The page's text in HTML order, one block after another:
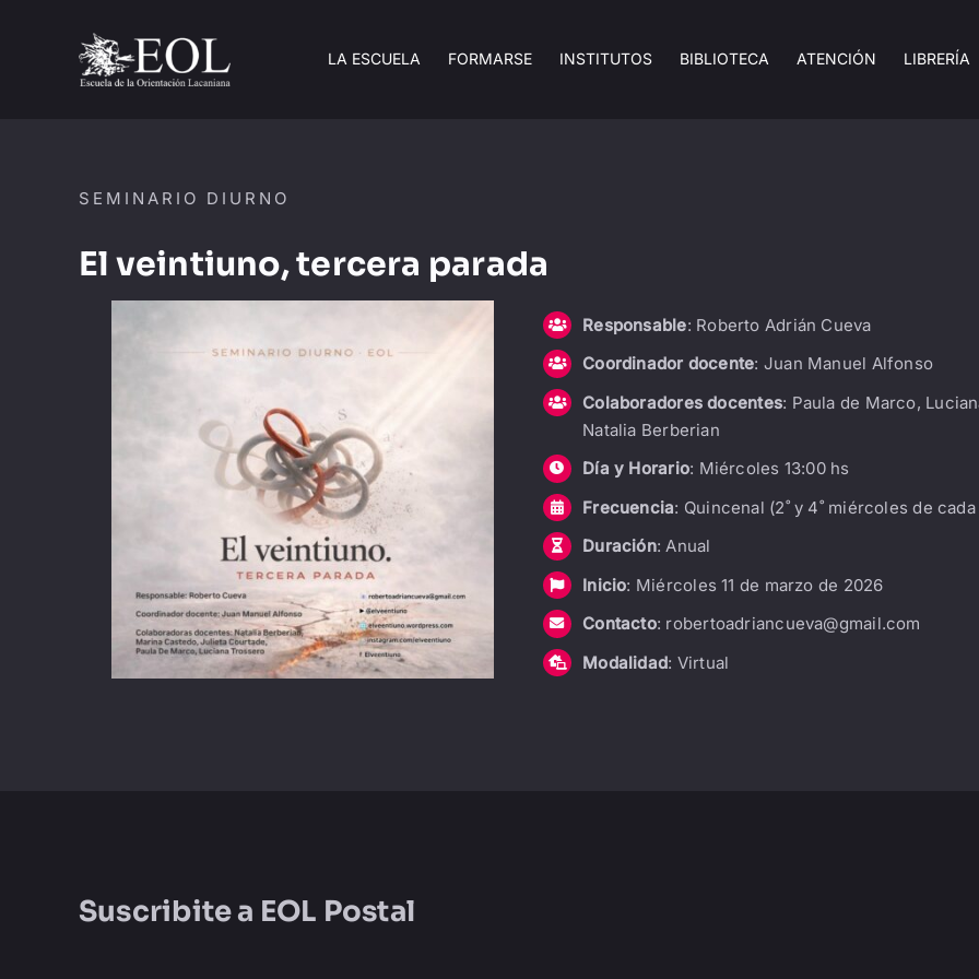
contenido
LA ESCUELA FORMARSE INSTITUTOS BIBLIOTECA ATENCIÓN LIBRERÍA
SEMINARIO DIURNO
El veintiuno, tercera parada
Responsable: Roberto Adrián Cueva
Coordinador docente: Juan Manuel Alfonso
Colaboradores docentes: Paula de Marco,
Natalia Berberian
Día y Horario: Miércoles 13:00 hs
Frecuencia: Quincenal (2˚ y 4˚ miércoles de
Duración: Anual
Inicio: Miércoles 11 de marzo de 2026
Contacto: robertoadriancueva@gmail.com
Modalidad: Virtual
Suscribite a EOL Postal